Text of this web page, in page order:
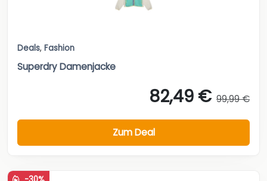
Deals, Fashion
Superdry Damenjacke
82,49 € 99,99 €
Zum Deal